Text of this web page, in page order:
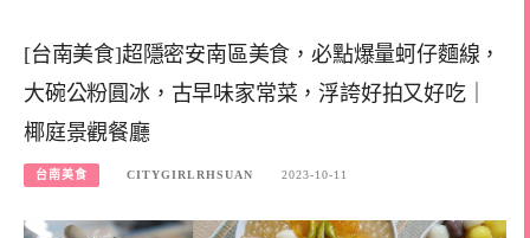
[台南美食]超隱密安南區美食，必點爆量蚵仔麵線，
大碗公粉圓冰，古早味家常菜，浮誇好拍又好吃｜
椰庭景觀餐廳
台南美食 CITYGIRLRHSUAN 2023-10-11